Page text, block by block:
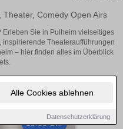
Alle Cookies ablehnen
Datenschutzerklärung
Comedy Open Airs
Sie in Pulheim vielseitiges
inspirierende Theateraufführungen
– hier finden alles im Überblick
19:00 Uhr